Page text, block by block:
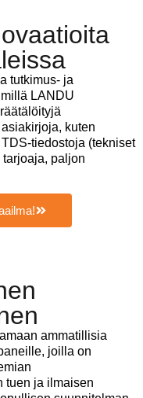
tutkimus- ja
LANDU
kuten
tiedostoja (tekniset
paljon
ammatillisia
joilla on
tuen ja ilmaisen